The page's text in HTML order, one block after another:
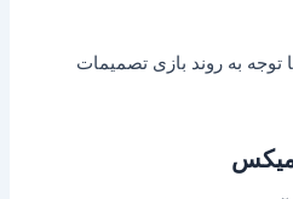
توجه به روند بازی تصمیمات
میکس